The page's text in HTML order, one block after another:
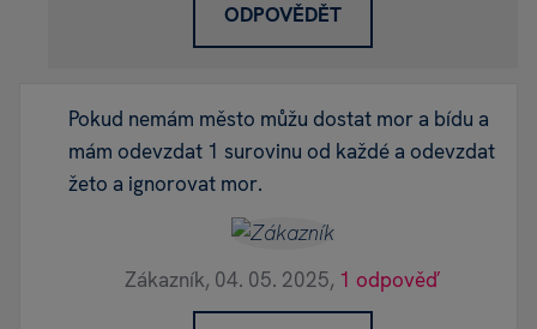
ODPOVĚDĚT
Pokud nemám město můžu dostat mor a bídu a
mám odevzdat 1 surovinu od každé a odevzdat
žeto a ignorovat mor.
Zákazník, 04. 05. 2025, 1 odpověď